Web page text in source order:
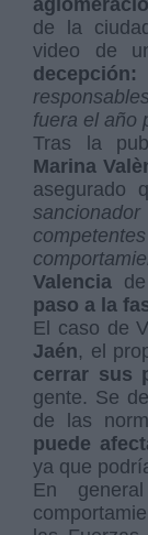
de la
video de
decepción:
fuera el año
Tras la
Marina
asegurado
Valencia
paso a la
El caso de
Jaén, el
cerrar sus
gente. Se
de las
puede
ya que
En